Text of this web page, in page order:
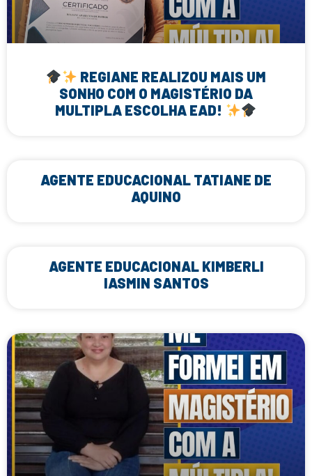
REGIANE REALIZOU MAIS UM
SONHO COM O MAGISTÉRIO DA
MULTIPLA ESCOLHA EAD!
AGENTE EDUCACIONAL TATIANE DE
AQUINO
AGENTE EDUCACIONAL KIMBERLI
IASMIN SANTOS